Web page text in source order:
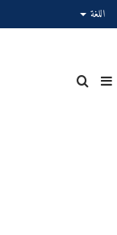
اللغة
بحثإضافة